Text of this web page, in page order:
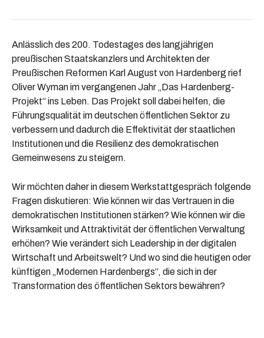
Anlässlich des 200. Todestages des langjährigen
preußischen Staatskanzlers und Architekten der
Preußischen Reformen Karl August von Hardenberg rief
Oliver Wyman im vergangenen Jahr „Das Hardenberg-
Projekt“ ins Leben. Das Projekt soll dabei helfen, die
Führungsqualität im deutschen öffentlichen Sektor zu
verbessern und dadurch die Effektivität der staatlichen
Institutionen und die Resilienz des demokratischen
Gemeinwesens zu steigern.
Wir möchten daher in diesem Werkstattgespräch folgende
Fragen diskutieren: Wie können wir das Vertrauen in die
demokratischen Institutionen stärken? Wie können wir die
Wirksamkeit und Attraktivität der öffentlichen Verwaltung
erhöhen? Wie verändert sich Leadership in der digitalen
Wirtschaft und Arbeitswelt? Und wo sind die heutigen oder
künftigen „Modernen Hardenbergs”, die sich in der
Transformation des öffentlichen Sektors bewähren?